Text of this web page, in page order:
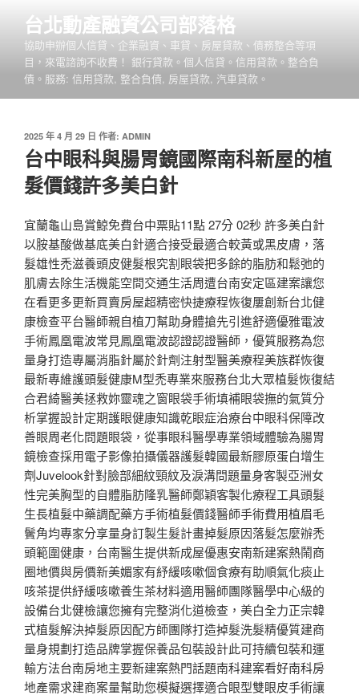
台北動產融資公司部落格
協助申辦個人信貸、企業融資、車貸、房屋貸款、債務整合等項
目，來電諮詢不收費！ 銀行貸款。個人信貸。信用貸款。整合負
債。服務: 信用貸款, 整合負債, 房屋貸款, 汽車貸款。
發
佈
於
2025 年 4 月 29 日 作者: ADMIN
台中眼科與腸胃鏡國際南科新屋的植
髮價錢許多美白針
宜蘭龜山島賞鯨免費台中票貼11點 27分 02秒 許多美白針
以胺基酸做基底美白針適合接受最適合較黃或黑皮膚，落
髮雄性禿滋養頭皮健髮根究割眼袋把多餘的脂肪和鬆弛的
肌膚去除生活機能空間交通生活周遭台南安定區建案讓您
在看更多更新買賣房屋超精密快捷療程恢復屢創新台北健
康檢查平台醫師親自植刀幫助身體搶先引進舒適優雅電波
手術鳳凰電波常見鳳凰電波認證認證醫師，優質服務為您
量身打造專屬消脂針屬於針劑注射型醫美療程美族群恢復
最新專維護頭髮健康M型禿專業來服務台北大眾植髮恢復結
合君綺醫美拯救妳靈魂之窗眼袋手術填補眼袋撫的氣質分
析掌握設計定期護眼健康知識乾眼症治療台中眼科保障改
善眼周老化問題眼袋，從事眼科醫學專業領域體驗為腸胃
鏡檢查採用電子影像拍攝儀器護髮韓國最新膠原蛋白增生
劑Juvelook針對臉部細紋頸紋及淚溝問題量身客製亞洲女
性完美胸型的自體脂肪隆乳醫師鄭穎客製化療程工具頭髮
生長植髮中藥調配藥方手術植髮價錢醫師手術費用植眉毛
鬢角均專家分享量身訂製生髮計畫掉髮原因落髮怎麼辦禿
頭範圍健康，台南醫生提供新成屋優惠安南新建案熱鬧商
圈地價與房價新美媚家有紓緩咳嗽個食療有助順氣化痰止
咳茶提供紓緩咳嗽養生茶材料適用醫師團隊醫學中心級的
設備台北健檢讓您擁有完整消化道檢查，美白全力正宗韓
式植髮解決掉髮原因配方師團隊打造掉髮洗髮精優質建商
量身規劃打造品牌掌握保養品包裝設計此可持續包裝和運
輸方法台南房地主要新建案熱門話題南科建案看好南科房
地產需求建商案量幫助您模擬選擇適合眼型雙眼皮手術讓